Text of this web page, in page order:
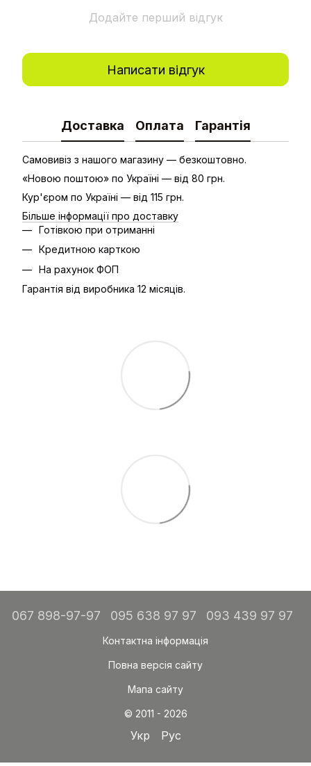
Додайте перший відгук
Написати відгук
Доставка Оплата Гарантія
Самовивіз з нашого магазину — безкоштовно.
«Новою поштою» по Україні — від 80 грн.
Кур'єром по Україні — від 115 грн.
Більше інформації про доставку
Готівкою при отриманні
Кредитною карткою
На рахунок ФОП
Гарантія від виробника 12 місяців.
067 898-97-97 095 638 97 97 093 439 97 97
Контактна інформація
Повна версія сайту
Мапа сайту
© 2011 - 2026
Укр Рус